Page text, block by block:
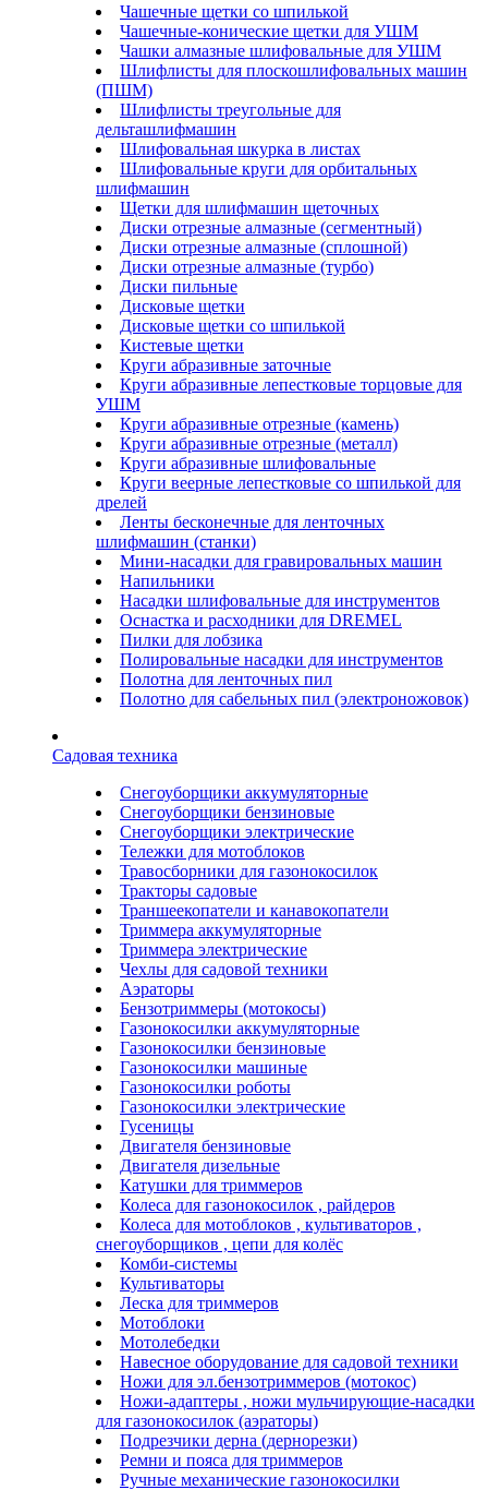
Чашечные щетки со шпилькой
Чашечные-конические щетки для УШМ
Чашки алмазные шлифовальные для УШМ
Шлифлисты для плоскошлифовальных машин
(ПШМ)
Шлифлисты треугольные для
дельташлифмашин
Шлифовальная шкурка в листах
Шлифовальные круги для орбитальных
шлифмашин
Щетки для шлифмашин щеточных
Диски отрезные алмазные (сегментный)
Диски отрезные алмазные (сплошной)
Диски отрезные алмазные (турбо)
Диски пильные
Дисковые щетки
Дисковые щетки со шпилькой
Кистевые щетки
Круги абразивные заточные
Круги абразивные лепестковые торцовые для
УШМ
Круги абразивные отрезные (камень)
Круги абразивные отрезные (металл)
Круги абразивные шлифовальные
Круги веерные лепестковые со шпилькой для
дрелей
Ленты бесконечные для ленточных
шлифмашин (станки)
Мини-насадки для гравировальных машин
Напильники
Насадки шлифовальные для инструментов
Оснастка и расходники для DREMEL
Пилки для лобзика
Полировальные насадки для инструментов
Полотна для ленточных пил
Полотно для сабельных пил (электроножовок)
Садовая техника
Снегоуборщики аккумуляторные
Снегоуборщики бензиновые
Снегоуборщики электрические
Тележки для мотоблоков
Травосборники для газонокосилок
Тракторы садовые
Траншеекопатели и канавокопатели
Триммера аккумуляторные
Триммера электрические
Чехлы для садовой техники
Аэраторы
Бензотриммеры (мотокосы)
Газонокосилки аккумуляторные
Газонокосилки бензиновые
Газонокосилки машиные
Газонокосилки роботы
Газонокосилки электрические
Гусеницы
Двигателя бензиновые
Двигателя дизельные
Катушки для триммеров
Колеса для газонокосилок , райдеров
Колеса для мотоблоков , культиваторов ,
снегоуборщиков , цепи для колёс
Комби-системы
Культиваторы
Леска для триммеров
Мотоблоки
Мотолебедки
Навесное оборудование для садовой техники
Ножи для эл.бензотриммеров (мотокос)
Ножи-адаптеры , ножи мульчирующие-насадки
для газонокосилок (аэраторы)
Подрезчики дерна (дернорезки)
Ремни и пояса для триммеров
Ручные механические газонокосилки